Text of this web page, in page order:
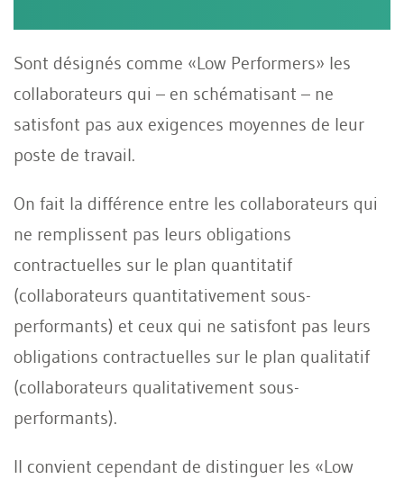
Sont désignés comme «Low Performers» les
collaborateurs qui – en schématisant – ne
satisfont pas aux exigences moyennes de leur
poste de travail.
On fait la différence entre les collaborateurs qui
ne remplissent pas leurs obligations
contractuelles sur le plan quantitatif
(collaborateurs quantitativement sous-
performants) et ceux qui ne satisfont pas leurs
obligations contractuelles sur le plan qualitatif
(collaborateurs qualitativement sous-
performants).
Il convient cependant de distinguer les «Low